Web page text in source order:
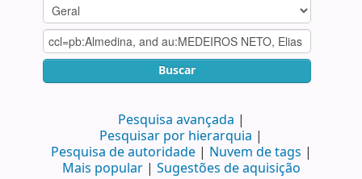
Buscar
Pesquisa avançada
Pesquisar por hierarquia
Pesquisa de autoridade
Nuvem de tags
Mais popular
Sugestões de aquisição